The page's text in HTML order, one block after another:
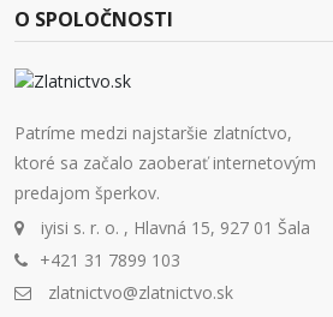
O SPOLOČNOSTI
Patríme medzi najstaršie zlatníctvo,
ktoré sa začalo zaoberať internetovým
predajom šperkov.
iyisi s. r. o. , Hlavná 15, 927 01 Šala
+421 31 7899 103
zlatnictvo@zlatnictvo.sk